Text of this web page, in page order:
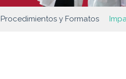
Procedimientos y Formatos